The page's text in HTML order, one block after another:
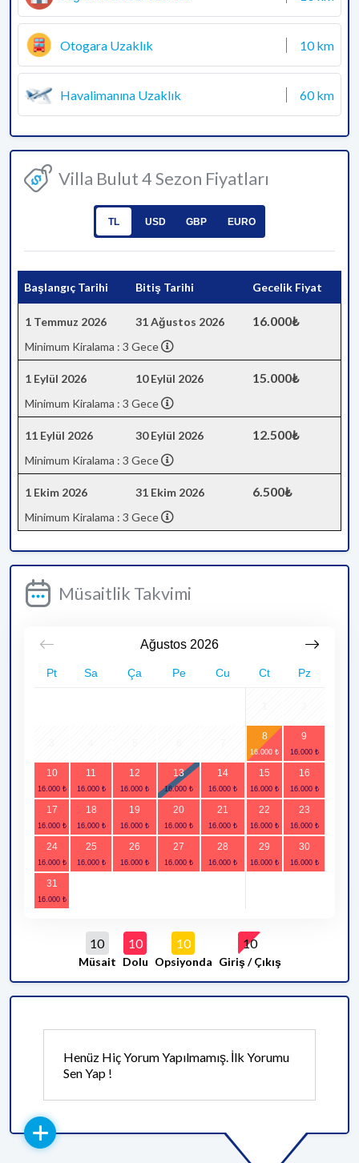
Otogara Uzaklık 10 km
Havalimanına Uzaklık 60 km
Villa Bulut 4 Sezon Fiyatları
TL USD GBP EURO
Başlangıç Tarihi Bitiş Tarihi Gecelik Fiyat
1 Temmuz 2026 31 Ağustos 2026 16.000₺
Minimum Kiralama : 3 Gece
1 Eylül 2026 10 Eylül 2026 15.000₺
Minimum Kiralama : 3 Gece
11 Eylül 2026 30 Eylül 2026 12.500₺
Minimum Kiralama : 3 Gece
1 Ekim 2026 31 Ekim 2026 6.500₺
Minimum Kiralama : 3 Gece
Müsaitlik Takvimi
Ağustos 2026
Pt Sa Ça Pe Cu Ct Pz
8 9
10 11 12 13 14 15 16
17 18 19 20 21 22 23
24 25 26 27 28 29 30
31
10
Müsait
10
Dolu
10
Opsiyonda
10
Giriş / Çıkış
Henüz Hiç Yorum Yapılmamış. İlk Yorumu
Sen Yap !